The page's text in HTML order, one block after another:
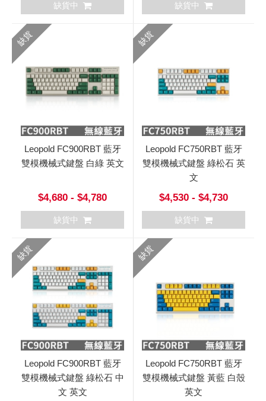
缺貨中 缺貨中
缺貨
Leopold FC900RBT 藍牙
雙模機械式鍵盤 白綠 英文
$4,680 - $4,780
缺貨中
缺貨
Leopold FC750RBT 藍牙
雙模機械式鍵盤 綠松石 英
文
$4,530 - $4,730
缺貨中
缺貨
Leopold FC900RBT 藍牙
雙模機械式鍵盤 綠松石 中
文 英文
缺貨
Leopold FC750RBT 藍牙
雙模機械式鍵盤 黃藍 白殼
英文